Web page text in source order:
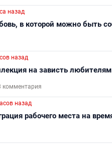
назад
в которой можно быть
назад
на зависть
комментария
назад
рабочего места на